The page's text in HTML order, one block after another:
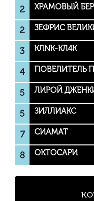
2 ХРАМОВЫЙ
2 ЗЕФРИС
3 КЛNК-КЛ4К
4 ПОВЕЛИТЕЛЬ
5 ЛИРОЙ
5 ЗИЛЛИАКС
7 СИАМАТ
8 ОКТОСАРИ